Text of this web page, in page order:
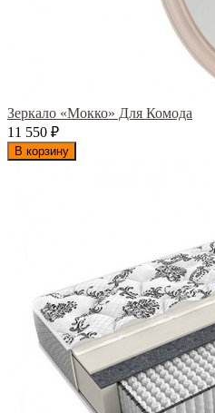
Зеркало «Мокко» Для Комода
11 550 ₽
В корзину